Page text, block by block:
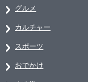
グルメ
カルチャー
スポーツ
おでかけ